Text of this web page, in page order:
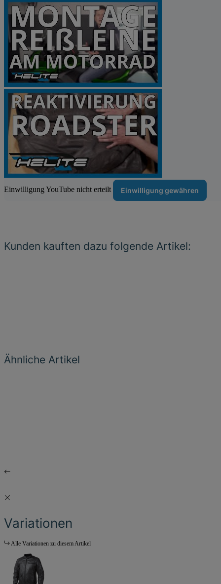
Einwilligung YouTube nicht erteilt Einwilligung gewähren
Kunden kauften dazu folgende Artikel:
Ähnliche Artikel
Variationen
Alle Variationen zu diesem Artikel